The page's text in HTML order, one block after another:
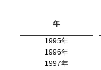
年
1995年
1996年
1997年